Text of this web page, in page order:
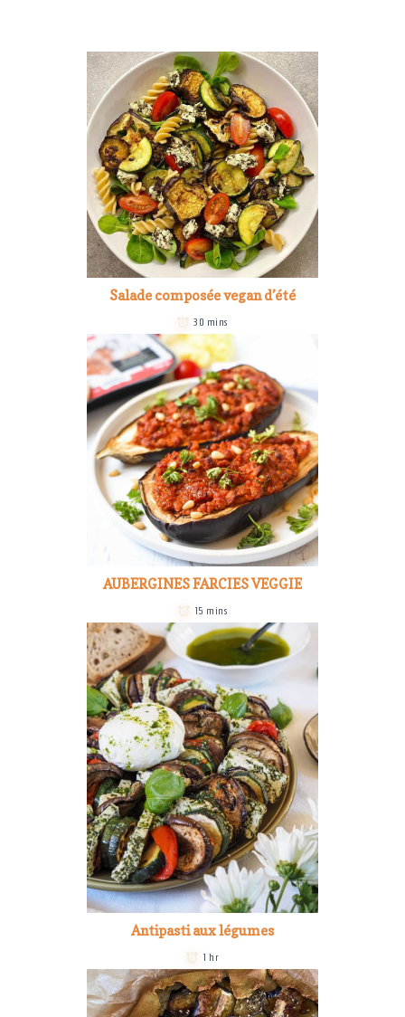
Salade composée vegan d’été
30 mins
AUBERGINES FARCIES VEGGIE
15 mins
Antipasti aux légumes
1 hr